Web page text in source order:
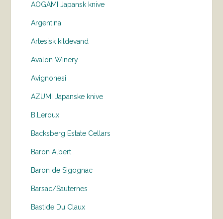
AOGAMI Japansk knive
Argentina
Artesisk kildevand
Avalon Winery
Avignonesi
AZUMI Japanske knive
B.Leroux
Backsberg Estate Cellars
Baron Albert
Baron de Sigognac
Barsac/Sauternes
Bastide Du Claux